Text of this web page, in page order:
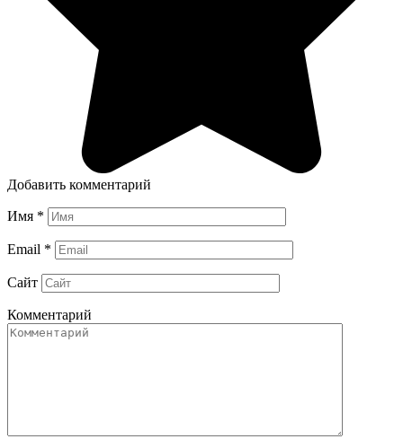
Добавить комментарий
Имя *
Email *
Сайт
Комментарий